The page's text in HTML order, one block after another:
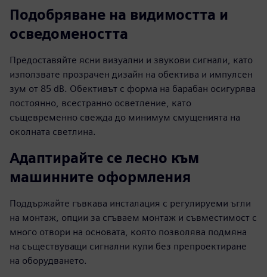
Подобряване на видимостта и
осведомеността
Предоставяйте ясни визуални и звукови сигнали, като
използвате прозрачен дизайн на обектива и импулсен
зум от 85 dB. Обективът с форма на барабан осигурява
постоянно, всестранно осветление, като
същевременно свежда до минимум смущенията на
околната светлина.
Адаптирайте се лесно към
машинните оформления
Поддържайте гъвкава инсталация с регулируеми ъгли
на монтаж, опции за сгъваем монтаж и съвместимост с
много отвори на основата, която позволява подмяна
на съществуващи сигнални кули без препроектиране
на оборудването.